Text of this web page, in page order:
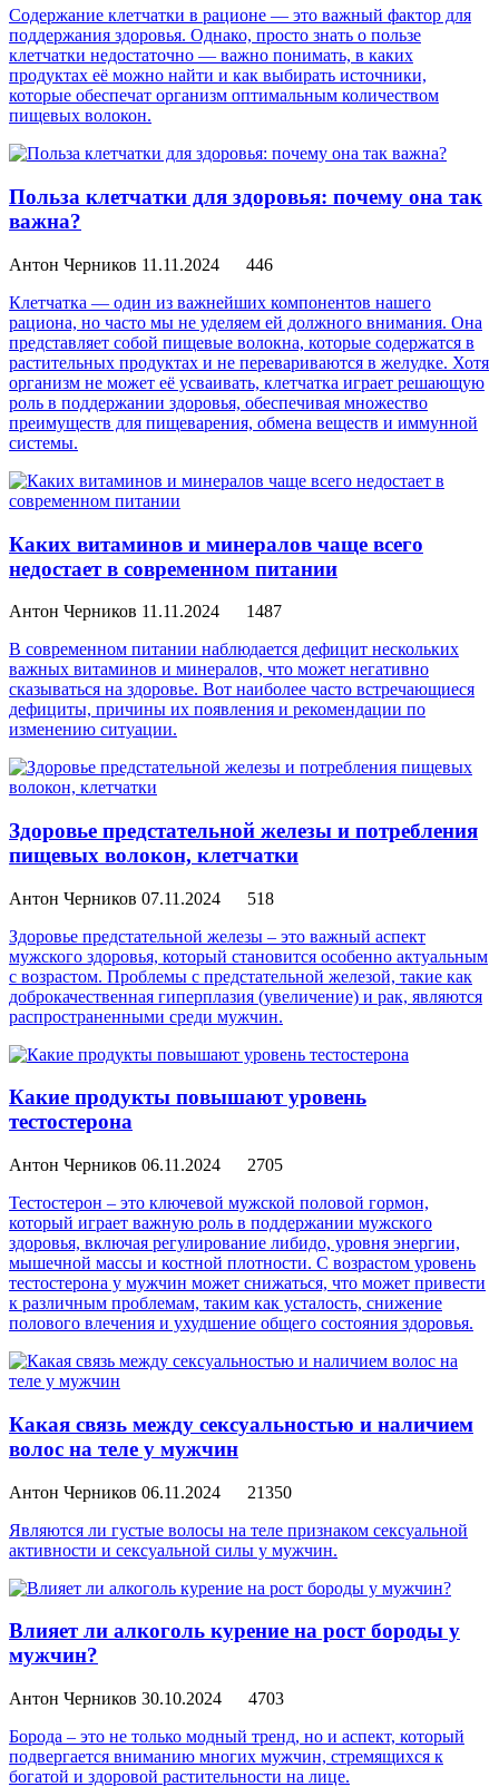
Содержание клетчатки в рационе — это важный фактор для
поддержания здоровья. Однако, просто знать о пользе
клетчатки недостаточно — важно понимать, в каких
продуктах её можно найти и как выбирать источники,
которые обеспечат организм оптимальным количеством
пищевых волокон.
Польза клетчатки для здоровья: почему она так
важна?
Антон Черников 11.11.2024
446
Клетчатка — один из важнейших компонентов нашего
рациона, но часто мы не уделяем ей должного внимания. Она
представляет собой пищевые волокна, которые содержатся в
растительных продуктах и не перевариваются в желудке. Хотя
организм не может её усваивать, клетчатка играет решающую
роль в поддержании здоровья, обеспечивая множество
преимуществ для пищеварения, обмена веществ и иммунной
системы.
Каких витаминов и минералов чаще всего
недостает в современном питании
Антон Черников 11.11.2024
1487
В современном питании наблюдается дефицит нескольких
важных витаминов и минералов, что может негативно
сказываться на здоровье. Вот наиболее часто встречающиеся
дефициты, причины их появления и рекомендации по
изменению ситуации.
Здоровье предстательной железы и потребления
пищевых волокон, клетчатки
Антон Черников 07.11.2024
518
Здоровье предстательной железы – это важный аспект
мужского здоровья, который становится особенно актуальным
с возрастом. Проблемы с предстательной железой, такие как
доброкачественная гиперплазия (увеличение) и рак, являются
распространенными среди мужчин.
Какие продукты повышают уровень
тестостерона
Антон Черников 06.11.2024
2705
Тестостерон – это ключевой мужской половой гормон,
который играет важную роль в поддержании мужского
здоровья, включая регулирование либидо, уровня энергии,
мышечной массы и костной плотности. С возрастом уровень
тестостерона у мужчин может снижаться, что может привести
к различным проблемам, таким как усталость, снижение
полового влечения и ухудшение общего состояния здоровья.
Какая связь между сексуальностью и наличием
волос на теле у мужчин
Антон Черников 06.11.2024
21350
Являются ли густые волосы на теле признаком сексуальной
активности и сексуальной силы у мужчин.
Влияет ли алкоголь курение на рост бороды у
мужчин?
Антон Черников 30.10.2024
4703
Борода – это не только модный тренд, но и аспект, который
подвергается вниманию многих мужчин, стремящихся к
богатой и здоровой растительности на лице.